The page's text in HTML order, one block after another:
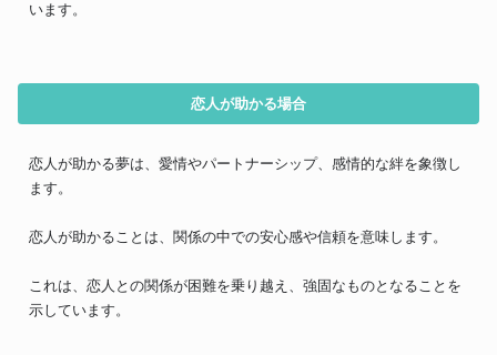
います。
恋人が助かる場合
恋人が助かる夢は、愛情やパートナーシップ、感情的な絆を象徴し
ます。
恋人が助かることは、関係の中での安心感や信頼を意味します。
これは、恋人との関係が困難を乗り越え、強固なものとなることを
示しています。